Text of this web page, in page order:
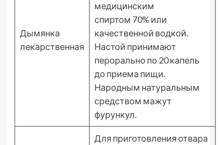
Дымянка
лекарственная
медицинским
спиртом 70% или
качественной водкой.
Настой принимают
перорально по 20 капель
до приема пищи.
Народным натуральным
средством мажут
фурункул.
Для приготовления отвара